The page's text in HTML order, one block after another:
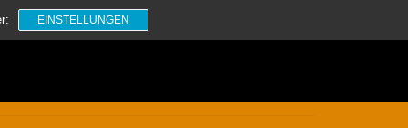
Suchen
nach:
EINSTELLUNGEN